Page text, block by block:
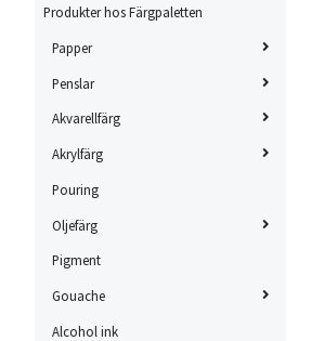
Produkter hos Färgpaletten
Papper
Penslar
Akvarellfärg
Akrylfärg
Pouring
Oljefärg
Pigment
Gouache
Alcohol ink